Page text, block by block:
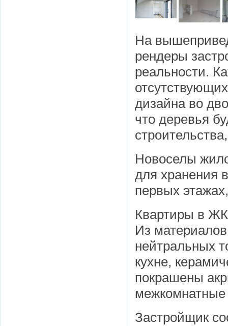
На
рендеры
реальности.
дизайна во
что деревья
Новоселы
для хранения
первых
Квартиры в ЖК
Из
нейтральных
кухне,
покрашены
Застройщик